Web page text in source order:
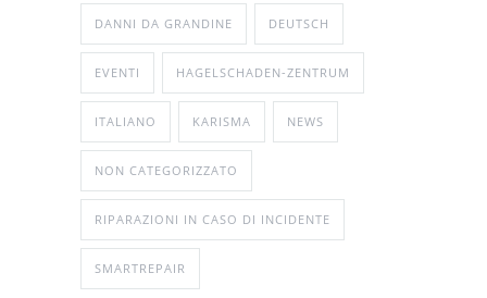
DANNI DA GRANDINE DEUTSCH
EVENTI HAGELSCHADEN-ZENTRUM
ITALIANO KARISMA NEWS
NON CATEGORIZZATO
RIPARAZIONI IN CASO DI INCIDENTE
SMARTREPAIR